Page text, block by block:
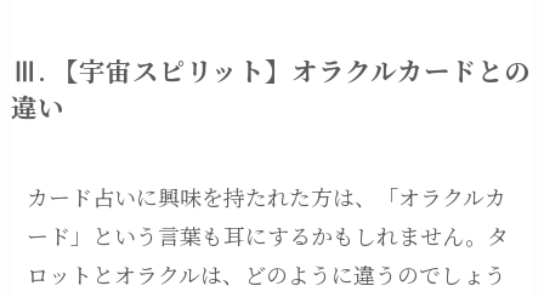
Ⅲ. 【宇宙スピリット】オラクルカードとの
違い
カード占いに興味を持たれた方は、「オラクルカ
ード」という言葉も耳にするかもしれません。タ
ロットとオラクルは、どのように違うのでしょう